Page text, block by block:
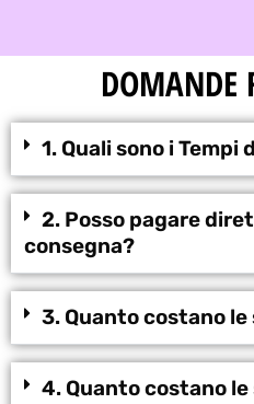
DOMANDE
1. Quali sono i Tempi
2. Posso pagare
consegna?
3. Quanto costano
4. Quanto costano